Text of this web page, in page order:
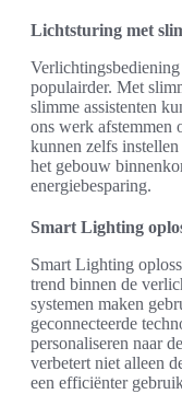
Lichtsturing met
populairder. Met
slimme assistenten
ons werk afstemmen
kunnen zelfs
het gebouw
energiebesparing.
Smart Lighting
Smart Lighting
trend binnen de
systemen maken
geconnecteerde
personaliseren naar
verbetert niet alleen
een efficiënter